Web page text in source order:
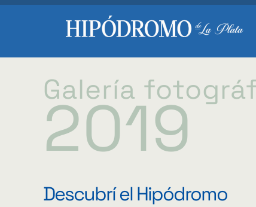
Galería
2019
Descubrí el Hipódromo